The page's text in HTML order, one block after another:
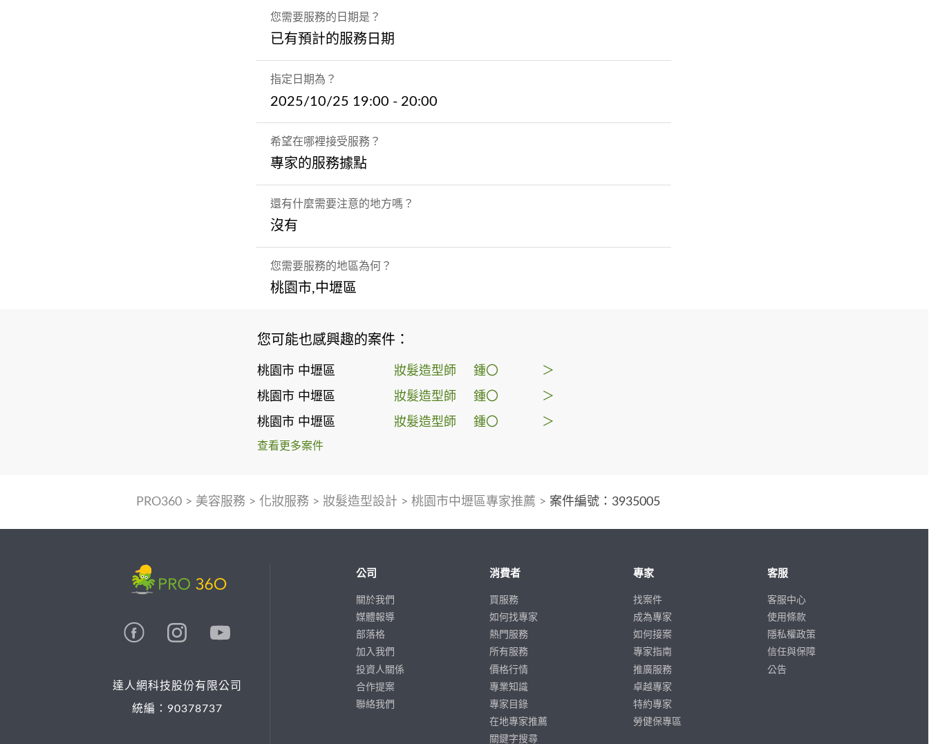
您需要服務的日期是？
已有預計的服務日期
指定日期為？
2025/10/25 19:00 - 20:00
希望在哪裡接受服務？
專家的服務據點
還有什麼需要注意的地方嗎？
沒有
您需要服務的地區為何？
桃園市,中壢區
您可能也感興趣的案件：
桃園市 中壢區 妝髮造型師 鍾〇 ＞
桃園市 中壢區 妝髮造型師 鍾〇 ＞
桃園市 中壢區 妝髮造型師 鍾〇 ＞
查看更多案件
PRO360> 美容服務 > 化妝服務 > 妝髮造型設計 > 桃園市中壢區專家推薦 > 案件編號：3935005
達人網科技股份有限公司
統編：90378737
公司
關於我們
媒體報導
部落格
加入我們
投資人關係
合作提案
聯絡我們
消費者
買服務
如何找專家
熱門服務
所有服務
價格行情
專業知識
專家目錄
在地專家推薦
關鍵字搜尋
專家
找案件
成為專家
如何接案
專家指南
推廣服務
卓越專家
特約專家
勞健保專區
客服
客服中心
使用條款
隱私權政策
信任與保障
公告